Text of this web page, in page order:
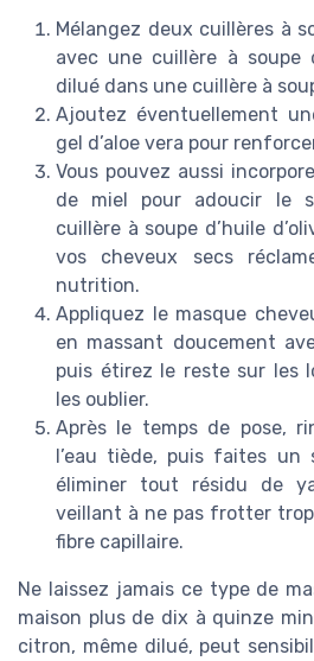
Mélangez deux cuillères à
avec une cuillère à
dilué dans une cuillère à
Ajoutez éventuellement
gel d’aloe vera pour
Vous pouvez aussi
de miel pour adoucir le
cuillère à soupe d’huile
vos cheveux secs
nutrition.
Appliquez le masque
en massant doucement
puis étirez le reste sur les
les oublier.
Après le temps de pose,
l’eau tiède, puis faites un
éliminer tout résidu de
veillant à ne pas frotter
fibre capillaire.
Ne laissez jamais ce type de
maison plus de dix à quinze
citron, même dilué, peut